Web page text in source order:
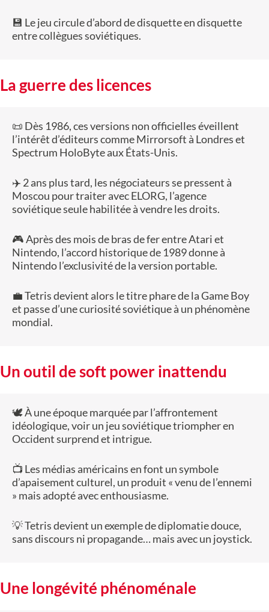
💾 Le jeu circule d’abord de disquette en disquette
entre collègues soviétiques.
La guerre des licences
📜 Dès 1986, ces versions non officielles éveillent
l’intérêt d’éditeurs comme Mirrorsoft à Londres et
Spectrum HoloByte aux États-Unis.
✈️ 2 ans plus tard, les négociateurs se pressent à
Moscou pour traiter avec ELORG, l’agence
soviétique seule habilitée à vendre les droits.
🎮 Après des mois de bras de fer entre Atari et
Nintendo, l’accord historique de 1989 donne à
Nintendo l’exclusivité de la version portable.
💼 Tetris devient alors le titre phare de la Game Boy
et passe d’une curiosité soviétique à un phénomène
mondial.
Un outil de soft power inattendu
🕊️ À une époque marquée par l’affrontement
idéologique, voir un jeu soviétique triompher en
Occident surprend et intrigue.
📺 Les médias américains en font un symbole
d’apaisement culturel, un produit « venu de l’ennemi
» mais adopté avec enthousiasme.
💡 Tetris devient un exemple de diplomatie douce,
sans discours ni propagande… mais avec un joystick.
Une longévité phénoménale